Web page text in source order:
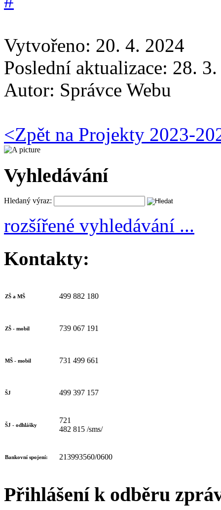
Vytvořeno: 20. 4. 2024
Poslední aktualizace: 28.
Autor: Správce Webu
<Zpět na Projekty 2023-
Vyhledávání
Hledaný výraz:
rozšířené vyhledávání ...
Kontakty:
ZŠ a MŠ 499 882 180
ZŠ - mobil 739 067 191
MŠ - mobil 731 499 661
ŠJ 499 397 157
ŠJ - odhlášky
721
482 815 /sms/
Bankovní spojení: 213993560/0600
Přihlášení k odběru